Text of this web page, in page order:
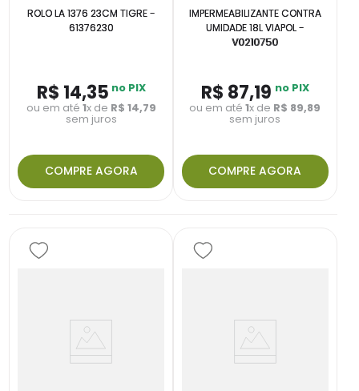
ROLO LA 1376 23CM TIGRE -
61376230
R$ 14,35 no PIX
ou em até 1x de R$ 14,79
sem juros
COMPRE AGORA
IMPERMEABILIZANTE CONTRA
UMIDADE 18L VIAPOL -
V0210750
R$ 87,19 no PIX
ou em até1x de R$ 89,89
sem juros
COMPRE AGORA